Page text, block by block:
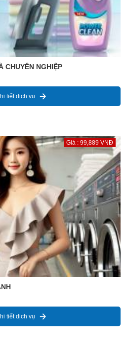
CHUYÊN NGHIỆP
tiết dịch vụ
Giá : 99,889 VNĐ
tiết dịch vụ